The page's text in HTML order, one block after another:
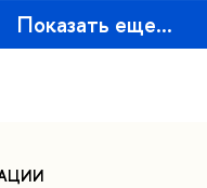
Показать еще…